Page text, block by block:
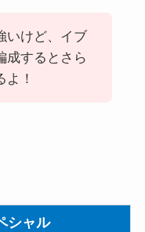
いけど、イブ
成するとさら
！
シャル